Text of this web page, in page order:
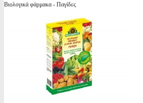
Βιολογικά φάρμακα - Παγίδες